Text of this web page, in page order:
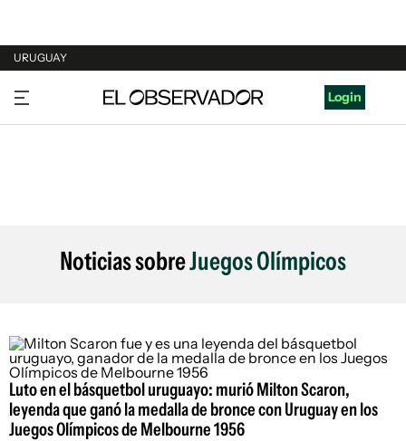
URUGUAY
URUGUAY
ARGENTINA
Login
Noticias sobreJuegos Olímpicos
Luto en el básquetbol uruguayo: murió Milton Scaron,
leyenda que ganó la medalla de bronce con Uruguay en los
Juegos Olímpicos de Melbourne 1956